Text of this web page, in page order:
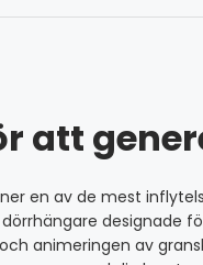
att
en av de mest
dörrhängare
animeringen av